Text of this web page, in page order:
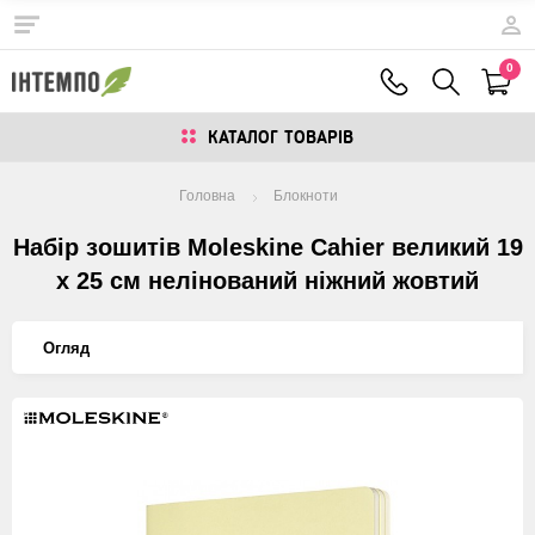
0
КАТАЛОГ ТОВАРIВ
Головна Блокноти
Набір зошитів Moleskine Cahier великий 19
х 25 см нелінований ніжний жовтий
Огляд
Изображения